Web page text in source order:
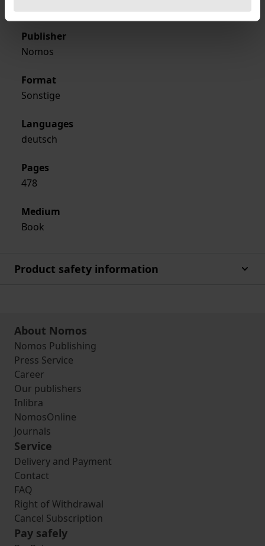
Publisher
Nomos
Format
Sonstige
Languages
deutsch
Pages
478
Medium
Book
Product safety information
About Nomos
Nomos Publishing
Press Service
Career
Our publishers
Inlibra
NomosOnline
Journals
Service
Delivery and Payment
Contact
FAQ
Right of Withdrawal
Cancel Subscription
Pay safely